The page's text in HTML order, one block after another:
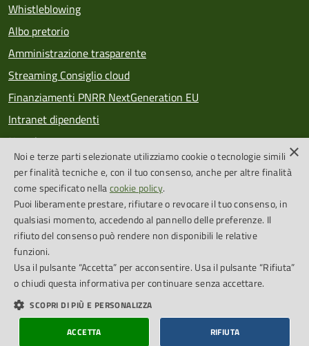
Whistleblowing
Albo pretorio
Amministrazione trasparente
Streaming Consiglio cloud
Finanziamenti PNRR NextGeneration EU
Intranet dipendenti
Newsletter
PagoPA
SEGUICI SU
Feed RSS
Cookie Policy
Credits
Dichiarazione di accessibilità
Obiettivi accessibilità
×
Noi e terze parti selezionate utilizziamo cookie o tecnologie simili
per finalità tecniche e, con il tuo consenso, anche per altre finalità
come specificato nellacookie policy.
Puoi liberamente prestare, rifiutare o revocare il tuo consenso, in
qualsiasi momento, accedendo al pannello delle preferenze. Il
rifiuto del consenso può rendere non disponibili le relative
funzioni.
Usa il pulsante “Accetta” per acconsentire. Usa il pulsante “Rifiuta”
o chiudi questa informativa per continuare senza accettare.
SCOPRI DI PIÙ E PERSONALIZZA
ACCETTA RIFIUTA